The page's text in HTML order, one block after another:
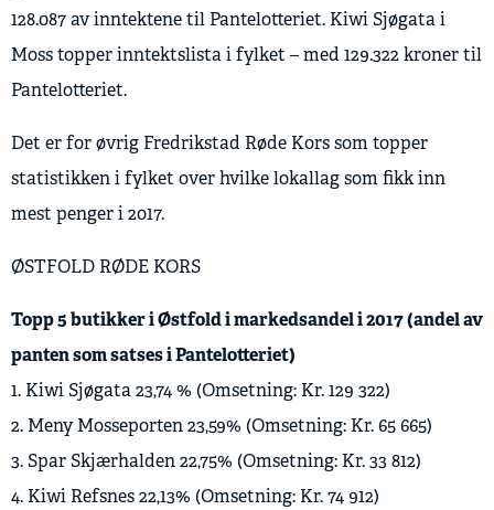
128.087 av inntektene til Pantelotteriet. Kiwi Sjøgata i
Moss topper inntektslista i fylket – med 129.322 kroner til
Pantelotteriet.
Det er for øvrig Fredrikstad Røde Kors som topper
statistikken i fylket over hvilke lokallag som fikk inn
mest penger i 2017.
ØSTFOLD RØDE KORS
Topp 5 butikker i Østfold i markedsandel i 2017 (andel av
panten som satses i Pantelotteriet)
1. Kiwi Sjøgata 23,74 % (Omsetning: Kr. 129 322)
2. Meny Mosseporten 23,59% (Omsetning: Kr. 65 665)
3. Spar Skjærhalden 22,75% (Omsetning: Kr. 33 812)
4. Kiwi Refsnes 22,13% (Omsetning: Kr. 74 912)